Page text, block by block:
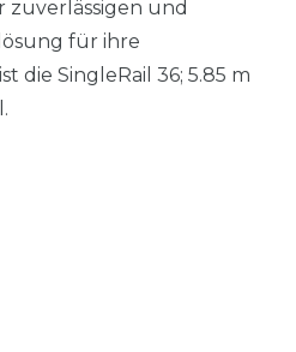
zuverlässigen und
für ihre
die SingleRail 36; 5.85 m